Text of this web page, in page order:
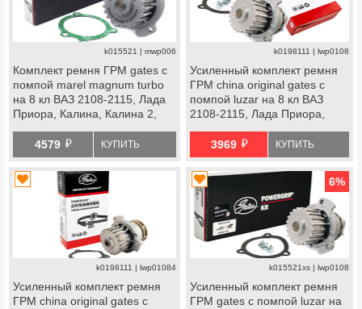
k015521 | mwp006
Комплект ремня ГРМ gates с
помпой marel magnum turbo
на 8 кл ВАЗ 2108-2115, Лада
Приора, Калина, Калина 2,
4579 й КУПИТЬ
k0198111 | lwp0108
Усиленный комплект ремня
ГРМ china original gates с
помпой luzar на 8 кл ВАЗ
2108-2115, Лада Приора,
Стандарт, Ока
3969 й КУПИТЬ
k0198111 | lwp01084
Усиленный комплект ремня
ГРМ china original gates с
6%
k015521xs | lwp0108
Усиленный комплект ремня
ГРМ gates с помпой luzar на